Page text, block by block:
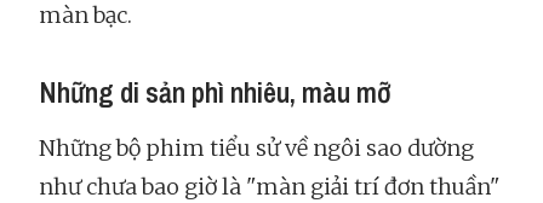
màn bạc.
Những di sản phì nhiêu, màu mỡ
Những bộ phim tiểu sử về ngôi sao dường
như chưa bao giờ là "màn giải trí đơn thuần"